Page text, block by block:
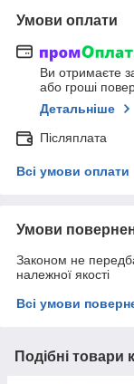
Умови оплати
Ви отримаєте
або гроші
Детальніше
Післяплата
Всі умови оплати
Умови
Законом не
належної якості
Всі умови
Подібні товари